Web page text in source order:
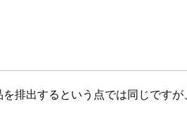
排出するという点では同じです